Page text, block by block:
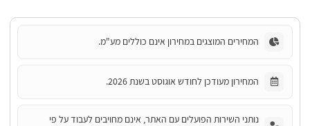
המחירים המוצגים במחירון אינם כוללים מע"מ.
המחירון מעודכן לחודש אוגוסט בשנת 2026.
נותני השירות הפועלים עם האתר, אינם מחויבים לעבוד על פי